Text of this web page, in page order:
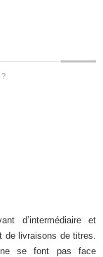
?
d’intermédiaire et
de livraisons de titres.
se font pas face